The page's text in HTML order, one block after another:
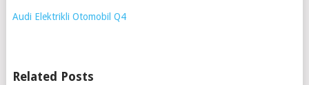
Audi Elektrikli Otomobil Q4
Related Posts